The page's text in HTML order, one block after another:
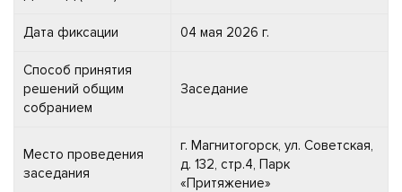
Дата фиксации 04 мая 2026 г.
Способ принятия
решений общим
собранием
Заседание
Место проведения
заседания
г. Магнитогорск, ул. Советская,
д. 132, стр.4, Парк
«Притяжение»